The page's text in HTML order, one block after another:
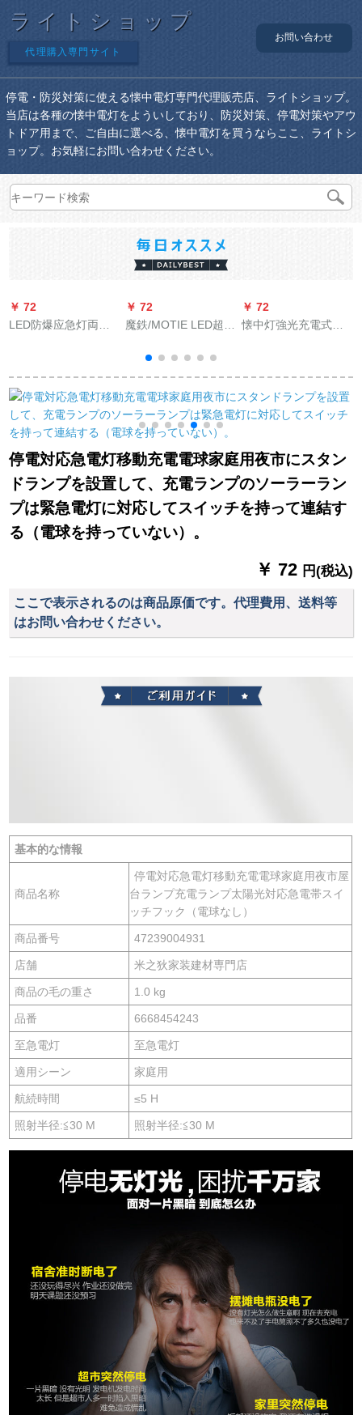
ライトショップ
代理購入専門サイト
お問い合わせ
停電・防災対策に使える懐中電灯専門代理販売店、ライトショップ。
当店は各種の懐中電灯をよういしており、防災対策、停電対策やアウ
トドア用まで、ご自由に選べる、懐中電灯を買うならここ、ライトシ
ョップ。お気軽にお問い合わせください。
￥ 72
LED防爆应急灯両頭
LED防爆安全出口
（中号/右）
￥ 72
魔鉄/MOTIE LED超亮
身充電遠射ミニライ
ド屋外緊急灯懐中電
灯S 38二電一充
￥ 72
懐中灯強光充電式多
華コース（レベルア
ップタイプ20 W）
停電対応急電灯移動充電電球家庭用夜市にスタン
ドランプを設置して、充電ランプのソーラーラン
プは緊急電灯に対応してスイッチを持って連結す
る（電球を持っていない）。
￥ 72 円(税込)
ここで表示されるのは商品原価です。代理費用、送料等
はお問い合わせください。
基本的な情報
商品名称
停電対応急電灯移動充電電球家庭用夜市屋
台ランプ充電ランプ太陽光対応急電帯スイ
ッチフック（電球なし）
商品番号 47239004931
店舗 米之狄家装建材専門店
商品の毛の重さ 1.0 kg
品番 6668454243
至急電灯 至急電灯
適用シーン 家庭用
航続時間 ≤5 H
照射半径:≦30 M 照射半径:≦30 M